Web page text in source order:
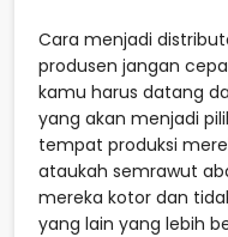
Cara menjadi
produsen jangan
kamu harus datang
yang akan menjadi
tempat produksi
ataukah semrawut
mereka kotor dan
yang lain yang lebih